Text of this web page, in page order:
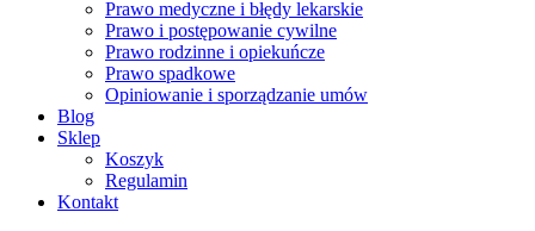
Prawo medyczne i błędy lekarskie
Prawo i postępowanie cywilne
Prawo rodzinne i opiekuńcze
Prawo spadkowe
Opiniowanie i sporządzanie umów
Blog
Sklep
Koszyk
Regulamin
Kontakt